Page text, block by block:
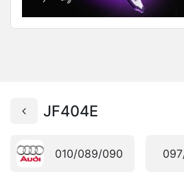
JF404E
010/089/090